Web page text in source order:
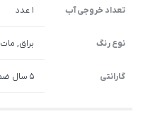
تعداد خروجی آب 1 عدد
نوع رنگ براق, مات
گارانتی 5 سال ضمانت درخشان سرویس